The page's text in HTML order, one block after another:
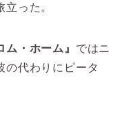
った。
ム・ホーム』 ではニ
の代わりにピータ